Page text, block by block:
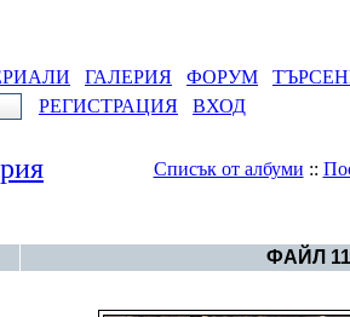
ГАЛЕРИЯ ФОРУМ
РЕГИСТРАЦИЯ
ВХОД
Списък от албуми ::
ФАЙЛ